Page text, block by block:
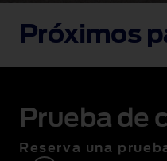
Próximos
Prueba de
Reserva una